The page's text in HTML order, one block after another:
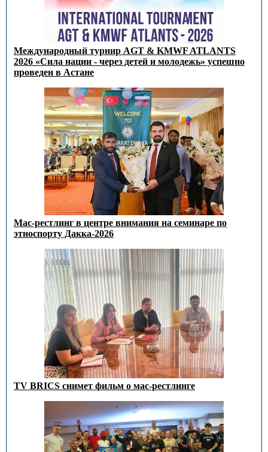
Международный турнир AGT & KMWF ATLANTS
2026 «Сила нации - через детей и молодежь» успешно
проведен в Астане
Мас-рестлинг в центре внимания на семинаре по
этноспорту Дакка-2026
TV BRICS снимет фильм о мас-рестлинге